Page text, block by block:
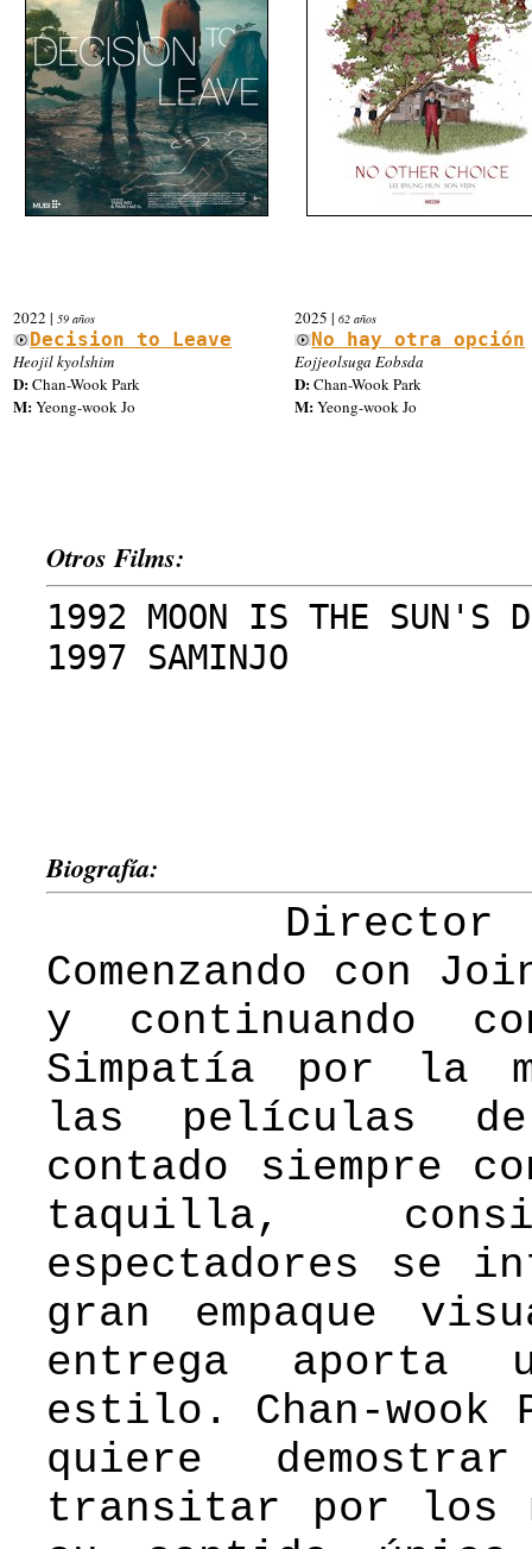
2022 | 59 años
Decision to Leave
Heojil kyolshim
D:Chan-Wook Park
M:Yeong-wook Jo
2025 | 62 años
No hay otra opción
Eojjeolsuga Eobsda
D:Chan-Wook Park
M:Yeong-wook Jo
Otros Films:
1992 MOON IS THE SUN'S
1997 SAMINJO
Biografía:
Director de
Comenzando con
y continuando
Simpatía por la
las películas de
contado siempre
taquilla,
espectadores se
gran empaque
entrega aporta
estilo. Chan-wook
quiere
transitar por los